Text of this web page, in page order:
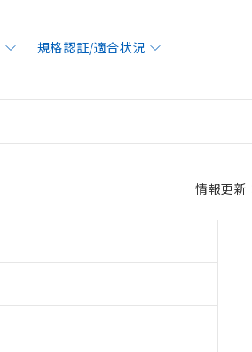
規格認証/適合状況
情報更